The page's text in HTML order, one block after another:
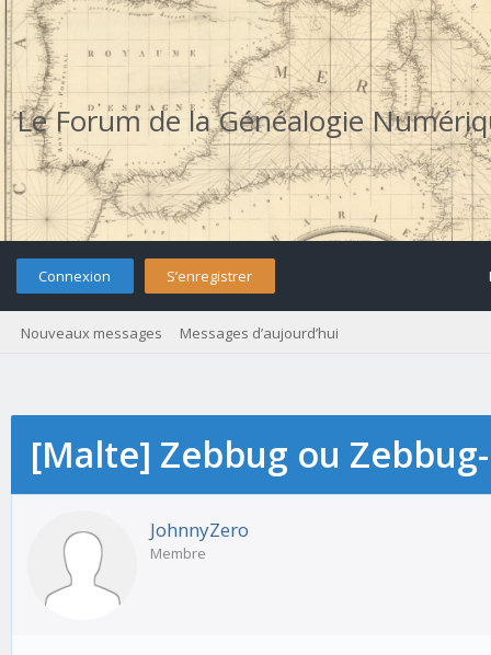
Le Forum de la Généalogie
Connexion S’enregistrer
Nouveaux messages Messages d’aujourd’hui
[Malte] Zebbug ou
JohnnyZero
Membre